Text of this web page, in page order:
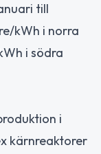
till
kWh i norra
i södra
i
kärnreaktorer